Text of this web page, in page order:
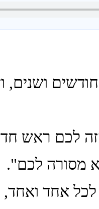
ושנים,
לכם ראש
מסורה לכם".
לכל אחד